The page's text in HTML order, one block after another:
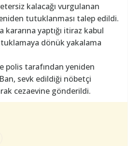
kalacağı vurgulanan
tutuklanması talep edildi.
kararına yaptığı itiraz kabul
dönük yakalama
polis tarafından yeniden
sevk edildiği nöbetçi
cezaevine gönderildi.